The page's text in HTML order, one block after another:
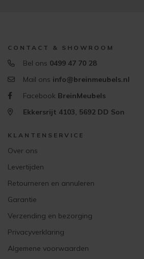
CONTACT & SHOWROOM
Bel ons 0499 47 70 28
Mail ons info@breinmeubels.nl
Facebook BreinMeubels
Ekkersrijt 4103, 5692 DD Son
KLANTENSERVICE
Over ons
Levertijden
Retourneren en annuleren
Garantie
Verzending en bezorging
Privacyverklaring
Algemene voorwaarden